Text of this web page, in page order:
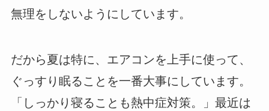
無理をしないようにしています。
だから夏は特に、エアコンを上手に使って、
ぐっすり眠ることを一番大事にしています。
「しっかり寝ることも熱中症対策。」最近は